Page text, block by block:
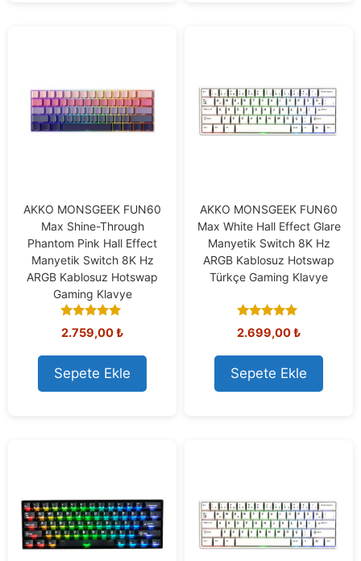
AKKO MONSGEEK FUN60
Max Shine-Through
Phantom Pink Hall Effect
Manyetik Switch 8K Hz
ARGB Kablosuz Hotswap
Gaming Klavye
4.78
out of 5
2.759,00₺
Sepete Ekle
AKKO MONSGEEK FUN60
Max White Hall Effect Glare
Manyetik Switch 8K Hz
ARGB Kablosuz Hotswap
Türkçe Gaming Klavye
5.00
out of 5
2.699,00₺
Sepete Ekle